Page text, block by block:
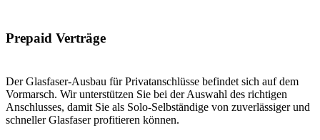
Prepaid Verträge
Der Glasfaser-Ausbau für Privatanschlüsse befindet sich auf dem
Vormarsch. Wir unterstützen Sie bei der Auswahl des richtigen
Anschlusses, damit Sie als Solo-Selbständige von zuverlässiger und
schneller Glasfaser profitieren können.